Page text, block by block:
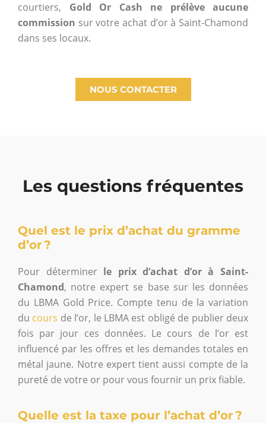
courtiers, Gold Or Cash ne prélève aucune
commission sur votre achat d’or à Saint-Chamond
dans ses locaux.
NOUS CONTACTER
Les questions fréquentes
Quel est le prix d’achat du gramme
d’or ?
Pour déterminer le prix d’achat d’or à Saint-
Chamond, notre expert se base sur les données
du LBMA Gold Price. Compte tenu de la variation
du cours de l’or, le LBMA est obligé de publier deux
fois par jour ces données. Le cours de l’or est
influencé par les offres et les demandes totales en
métal jaune. Notre expert tient aussi compte de la
pureté de votre or pour vous fournir un prix fiable.
Quelle est la taxe pour l’achat d’or ?